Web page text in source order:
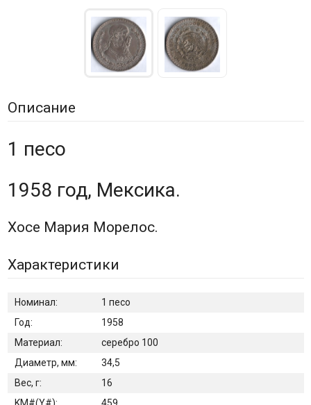
Описание
1 песо
1958 год, Мексика.
Хосе Мария Морелос.
Характеристики
Номинал:
1 песо
Год:
1958
Материал:
серебро 100
Диаметр, мм:
34,5
Вес, г:
16